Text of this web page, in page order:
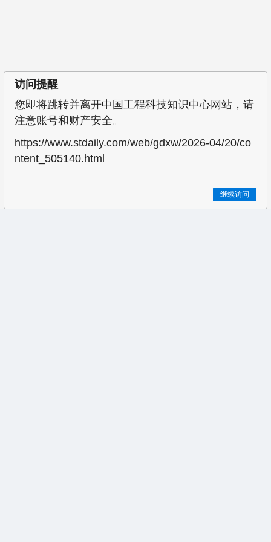
访问提醒
您即将跳转并离开中国工程科技知识中心网站，请
注意账号和财产安全。
https://www.stdaily.com/web/gdxw/2026-04/20/co
ntent_505140.html
继续访问